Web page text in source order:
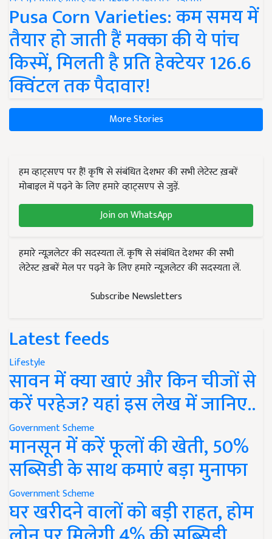
Pusa Corn Varieties: कम समय में
तैयार हो जाती हैं मक्का की ये पांच
किस्में, मिलती है प्रति हेक्टेयर 126.6
क्विंटल तक पैदावार!
More Stories
हम व्हाट्सएप पर हैं! कृषि से संबंधित देशभर की सभी लेटेस्ट ख़बरें
मोबाइल में पढ़ने के लिए हमारे व्हाट्सएप से जुड़ें.
Join on WhatsApp
हमारे न्यूज़लेटर की सदस्यता लें. कृषि से संबंधित देशभर की सभी
लेटेस्ट ख़बरें मेल पर पढ़ने के लिए हमारे न्यूज़लेटर की सदस्यता लें.
Subscribe Newsletters
Latest feeds
Lifestyle
सावन में क्या खाएं और किन चीजों से
करें परहेज? यहां इस लेख में जानिए..
Government Scheme
मानसून में करें फूलों की खेती, 50%
सब्सिडी के साथ कमाएं बड़ा मुनाफा
Government Scheme
घर खरीदने वालों को बड़ी राहत, होम